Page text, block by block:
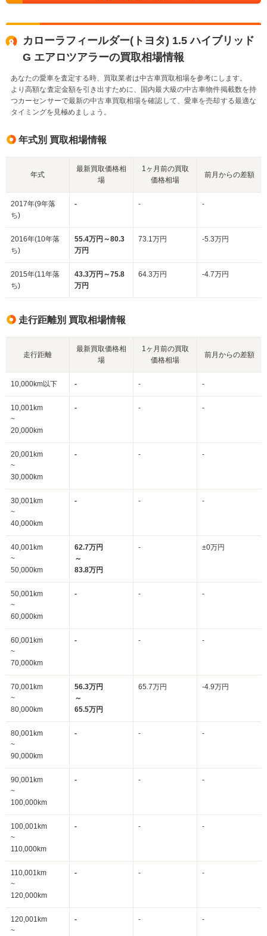
カローラフィールダー(トヨタ) 1.5 ハイブリッド
G エアロツアラーの買取相場情報
あなたの愛車を査定する時、買取業者は中古車買取相場を参考にします。
より高額な査定金額を引き出すために、国内最大級の中古車物件掲載数を持
つカーセンサーで最新の中古車買取相場を確認して、愛車を売却する最適な
タイミングを見極めましょう。
年式別 買取相場情報
年式
最新買取価格相
場
1ヶ月前の買取
価格相場
前月からの差額
2017年(9年落
ち)
- - -
2016年(10年落
ち)
55.4万円～80.3
万円
73.1万円 -5.3万円
2015年(11年落
ち)
43.3万円～75.8
万円
64.3万円 -4.7万円
走行距離別 買取相場情報
走行距離
最新買取価格相
場
1ヶ月前の買取
価格相場
前月からの差額
10,000km以下 - - -
10,001km
~
20,000km
- - -
20,001km
~
30,000km
- - -
30,001km
~
40,000km
- - -
40,001km
~
50,000km
62.7万円
～
83.8万円
- ±0万円
50,001km
~
60,000km
- - -
60,001km
~
70,000km
- - -
70,001km
~
80,000km
56.3万円
～
65.5万円
65.7万円 -4.9万円
80,001km
~
90,000km
- - -
90,001km
~
100,000km
- - -
100,001km
~
110,000km
- - -
110,001km
~
120,000km
- - -
120,001km
~
- - -